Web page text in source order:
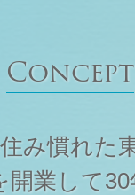
Concept
み慣れた
開業して